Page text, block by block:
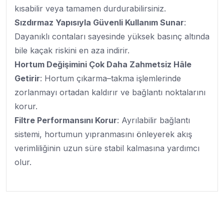
kısabilir veya tamamen durdurabilirsiniz.
Sızdırmaz Yapısıyla Güvenli Kullanım Sunar:
Dayanıklı contaları sayesinde yüksek basınç altında
bile kaçak riskini en aza indirir.
Hortum Değişimini Çok Daha Zahmetsiz Hâle
Getirir: Hortum çıkarma–takma işlemlerinde
zorlanmayı ortadan kaldırır ve bağlantı noktalarını
korur.
Filtre Performansını Korur: Ayrılabilir bağlantı
sistemi, hortumun yıpranmasını önleyerek akış
verimliliğinin uzun süre stabil kalmasına yardımcı
olur.